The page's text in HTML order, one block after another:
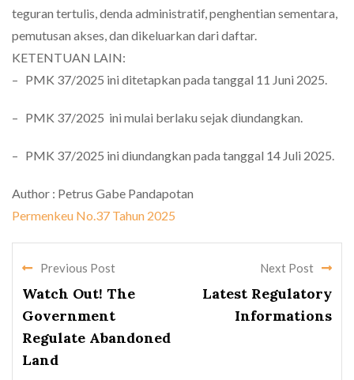
teguran tertulis, denda administratif, penghentian sementara,
pemutusan akses, dan dikeluarkan dari daftar.
KETENTUAN LAIN:
– PMK 37/2025 ini ditetapkan pada tanggal 11 Juni 2025.
– PMK 37/2025 ini mulai berlaku sejak diundangkan.
– PMK 37/2025 ini diundangkan pada tanggal 14 Juli 2025.
Author : Petrus Gabe Pandapotan
Permenkeu No.37 Tahun 2025
Previous Post
Watch Out! The
Government
Regulate Abandoned
Land
Next Post
Latest Regulatory
Informations